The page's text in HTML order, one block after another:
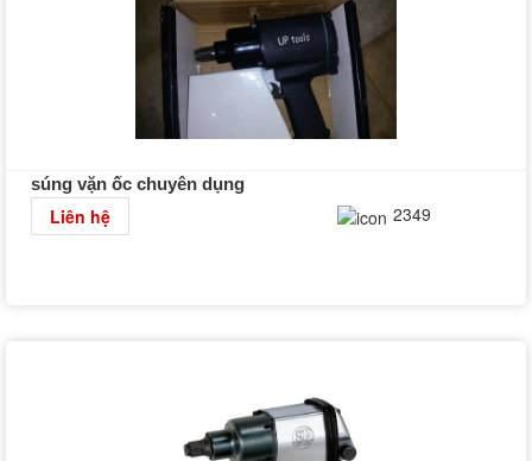
súng vặn ốc chuyên dụng
Liên hệ 2349